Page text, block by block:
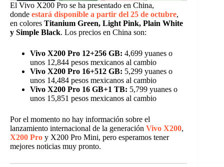
El Vivo X200 Pro se ha presentado en China,
donde estará disponible a partir del 25 de octubre,
en colores Titanium Green, Light Pink, Plain White
y Simple Black. Los precios en China son:
Vivo X200 Pro 12+256 GB: 4,699 yuanes o
unos 12,844 pesos mexicanos al cambio
Vivo X200 Pro 16+512 GB: 5,299 yuanes o
unos 14,484 pesos mexicanos al cambio
Vivo X200 Pro 16 GB+1 TB: 5,799 yuanes o
unos 15,851 pesos mexicanos al cambio
Por el momento no hay información sobre el
lanzamiento internacional de la generación Vivo X200,
X200 Pro y X200 Pro Mini, pero esperamos tener
mejores noticias muy pronto.